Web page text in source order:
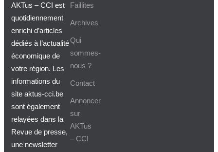
AKTus – CCI est
quotidiennement
enrichi d’articles
dédiés à l’actualité
économique de
votre région. Les
informations du
site aktus-cci.be
sont également
relayées dans la
Revue de presse,
une newsletter
Faillites
Archives
Qui
sommes-
nous ?
Contact
Annoncer
sur
AKTus
– CCI